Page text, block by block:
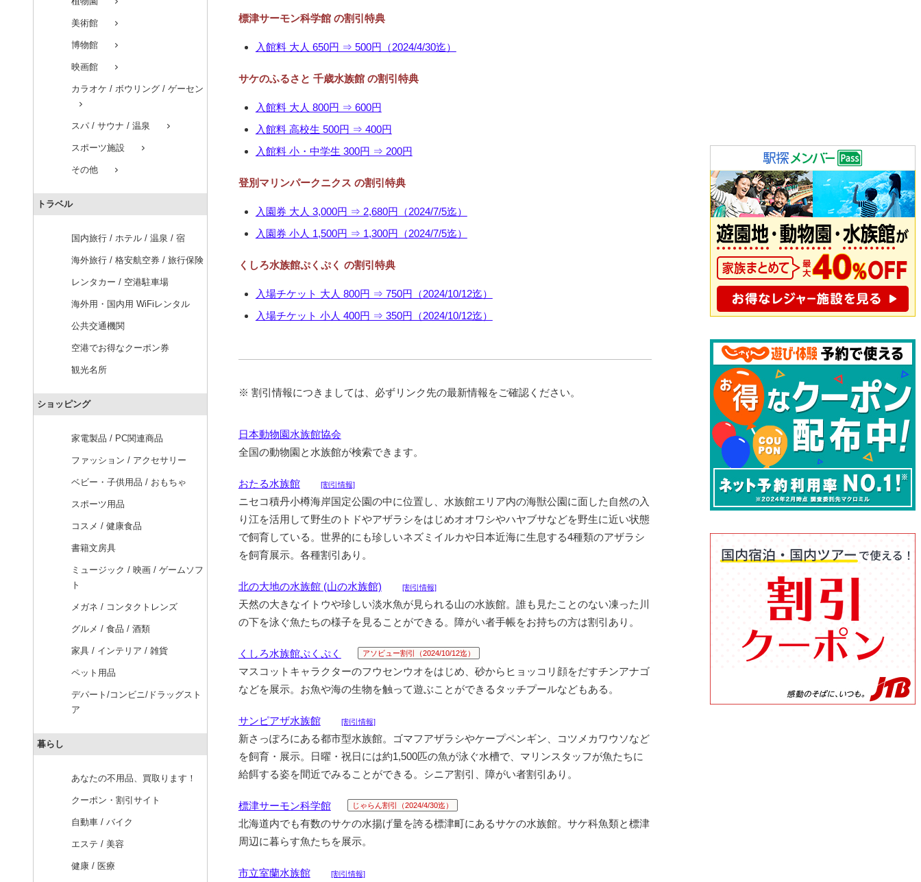
美術館 chevron_right
博物館 chevron_right
映画館 chevron_right
カラオケ / ボウリング / ゲーセン
chevron_right
スパ / サウナ / 温泉 chevron_right
スポーツ施設 chevron_right
その他 chevron_right
トラベル
国内旅行 / ホテル / 温泉 / 宿
海外旅行 / 格安航空券 / 旅行保険
レンタカー / 空港駐車場
海外用・国内用 WiFiレンタル
公共交通機関
空港でお得なクーポン券
観光名所
ショッピング
家電製品 / PC関連商品
ファッション / アクセサリー
ベビー・子供用品 / おもちゃ
スポーツ用品
コスメ / 健康食品
書籍文房具
ミュージック / 映画 / ゲームソフ
ト
メガネ / コンタクトレンズ
グルメ / 食品 / 酒類
家具 / インテリア / 雑貨
ペット用品
デパート/コンビニ/ドラッグスト
ア
暮らし
あなたの不用品、買取ります！
クーポン・割引サイト
自動車 / バイク
エステ / 美容
健康 / 医療
標津サーモン科学館 の割引特典
入館料 大人 650円 ⇒ 500円（2024/4/30迄）
サケのふるさと 千歳水族館 の割引特典
入館料 大人 800円 ⇒ 600円
入館料 高校生 500円 ⇒ 400円
入館料 小・中学生 300円 ⇒ 200円
登別マリンパークニクス の割引特典
入園券 大人 3,000円 ⇒ 2,680円（2024/7/5迄）
入園券 小人 1,500円 ⇒ 1,300円（2024/7/5迄）
くしろ水族館ぷくぷく の割引特典
入場チケット 大人 800円 ⇒ 750円（2024/10/12迄）
入場チケット 小人 400円 ⇒ 350円（2024/10/12迄）
※ 割引情報につきましては、必ずリンク先の最新情報をご確認ください。
日本動物園水族館協会
全国の動物園と水族館が検索できます。
おたる水族館 [割引情報]
ニセコ積丹小樽海岸国定公園の中に位置し、水族館エリア内の海獣公園に面した自然の入
り江を活用して野生のトドやアザラシをはじめオオワシやハヤブサなどを野生に近い状態
で飼育している。世界的にも珍しいネズミイルカや日本近海に生息する4種類のアザラシ
を飼育展示。各種割引あり。
北の大地の水族館 (山の水族館) [割引情報]
天然の大きなイトウや珍しい淡水魚が見られる山の水族館。誰も見たことのない凍った川
の下を泳ぐ魚たちの様子を見ることができる。障がい者手帳をお持ちの方は割引あり。
くしろ水族館ぷくぷく アソビュー割引（2024/10/12迄）
マスコットキャラクターのフウセンウオをはじめ、砂からヒョッコリ顔をだすチンアナゴ
などを展示。お魚や海の生物を触って遊ぶことができるタッチプールなどもある。
サンピアザ水族館 [割引情報]
新さっぽろにある都市型水族館。ゴマフアザラシやケープペンギン、コツメカワウソなど
を飼育・展示。日曜・祝日には約1,500匹の魚が泳ぐ水槽で、マリンスタッフが魚たちに
給餌する姿を間近でみることができる。シニア割引、障がい者割引あり。
標津サーモン科学館 じゃらん割引（2024/4/30迄）
北海道内でも有数のサケの水揚げ量を誇る標津町にあるサケの水族館。サケ科魚類と標津
周辺に暮らす魚たちを展示。
市立室蘭水族館 [割引情報]